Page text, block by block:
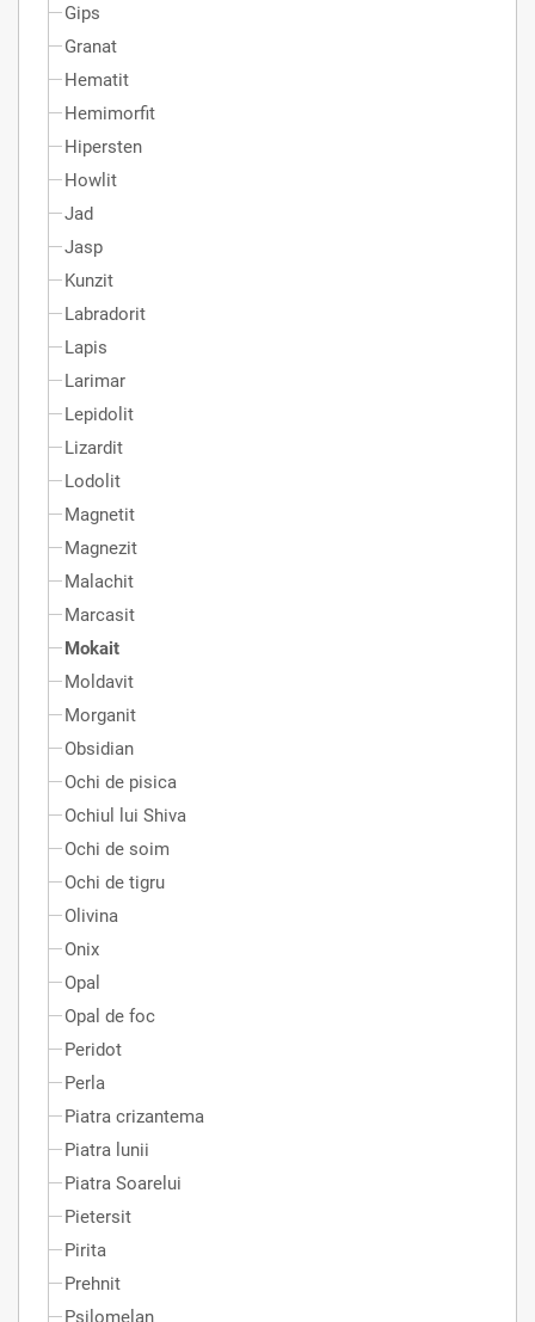
Gips
Granat
Hematit
Hemimorfit
Hipersten
Howlit
Jad
Jasp
Kunzit
Labradorit
Lapis
Larimar
Lepidolit
Lizardit
Lodolit
Magnetit
Magnezit
Malachit
Marcasit
Mokait
Moldavit
Morganit
Obsidian
Ochi de pisica
Ochiul lui Shiva
Ochi de soim
Ochi de tigru
Olivina
Onix
Opal
Opal de foc
Peridot
Perla
Piatra crizantema
Piatra lunii
Piatra Soarelui
Pietersit
Pirita
Prehnit
Psilomelan